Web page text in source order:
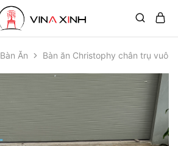
Bàn Ăn Bàn ăn Christophy chân trụ vuông